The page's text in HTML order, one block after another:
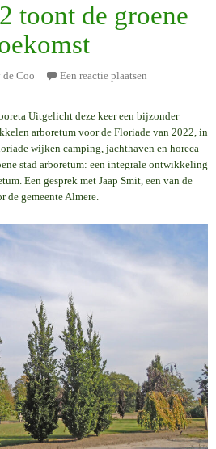
toont de groene
de Coo Een reactie plaatsen
Uitgelicht deze keer een bijzonder
arboretum voor de Floriade van 2022, in
wijken camping, jachthaven en horeca
stad arboretum: een integrale ontwikkeling
Een gesprek met Jaap Smit, een van de
de gemeente Almere.